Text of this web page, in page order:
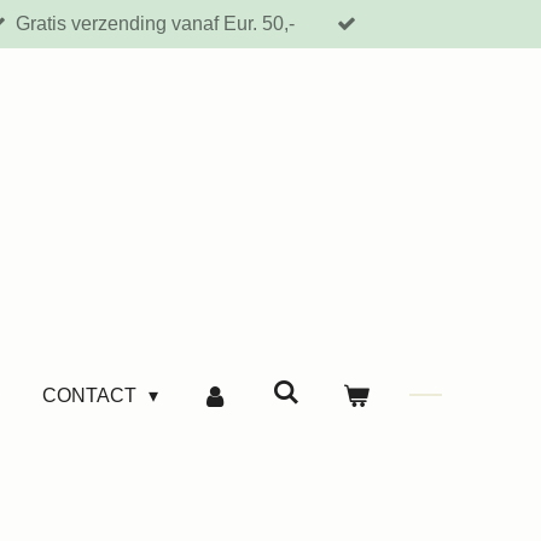
Gratis verzending vanaf Eur. 50,-
CONTACT